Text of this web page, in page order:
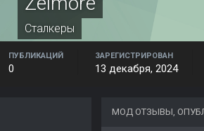
Сталкеры
ПУБЛИКАЦИЙ
0
ЗАРЕГИСТРИРОВАН
13 декабря, 2024
МОД ОТЗЫВЫ,